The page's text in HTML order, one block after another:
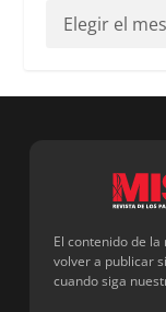
El contenido de
volver a publicar
cuando siga